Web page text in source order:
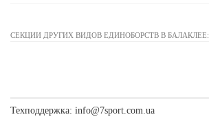
СЕКЦИИ ДРУГИХ ВИДОВ ЕДИНОБОРСТВ В БАЛАКЛЕЕ:
Техподдержка: info@7sport.com.ua